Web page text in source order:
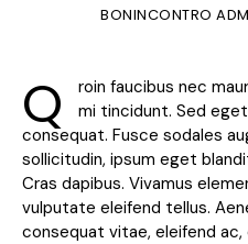
BONINCONTRO
Q
roin faucibus nec
mi tincidunt. Sed
consequat. Fusce sodales
sollicitudin, ipsum eget
Cras dapibus. Vivamus
vulputate eleifend tellus.
consequat vitae, eleifend ac,